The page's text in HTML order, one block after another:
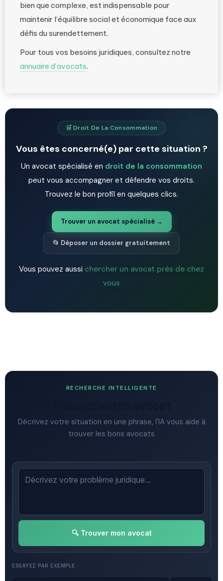
bien que complexe, est indispensable pour
maintenir l’équilibre social et économique face aux
défis du surendettement.
Pour tous vos besoins juridiques, consultez notre
annuaire d’avocats.
🛒 Droit De La Consommation
Vous êtes concerné(e) par cette situation ?
Un avocat spécialisé en droit de la consommation
peut vous accompagner et défendre vos droits.
Trouvez le bon profil en quelques clics.
Trouver un avocat spécialisé →
📂 Déposer un dossier gratuitement
Vous pouvez aussi chercher un avocat près de chez
vous
RECHERCHE INTELLIGENTE
Décrivez votre situation en une phrase, l'IA vous aide à
trouver les bons avocats
🔍 Trouver mon avocat
ESSAYEZ PAR EXEMPLE :